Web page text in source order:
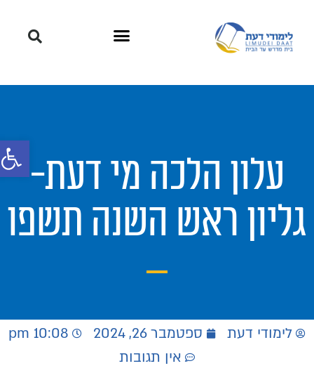
פתח
עלון הלכה מי דעת-
גליון ראש השנה תשפו
לימודי דעת ספטמבר 26, 2024
10:08 pm
אין תגובות